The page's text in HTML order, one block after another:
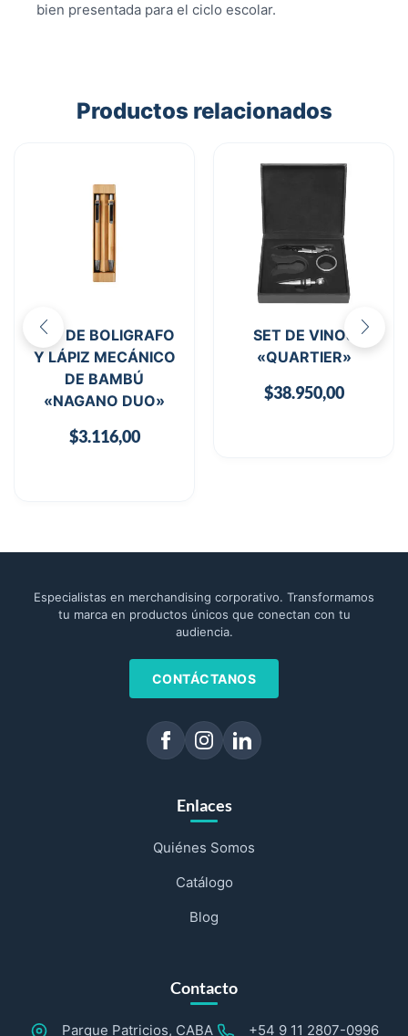
bien presentada para el ciclo escolar.
Productos relacionados
SET DE BOLIGRAFO
Y LÁPIZ MECÁNICO
DE BAMBÚ
«NAGANO DUO»
$3.116,00
SET DE VINOS
«QUARTIER»
$38.950,00
Especialistas en merchandising corporativo. Transformamos
tu marca en productos únicos que conectan con tu
audiencia.
CONTÁCTANOS
Enlaces
Quiénes Somos
Catálogo
Blog
Contacto
Parque Patricios, CABA +54 9 11 2807-0996